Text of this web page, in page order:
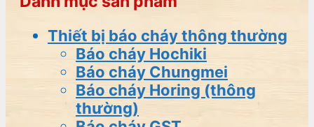
Thiết bị báo cháy thông thường
Báo cháy Hochiki
Báo cháy Chungmei
Báo cháy Horing (thông
thường)